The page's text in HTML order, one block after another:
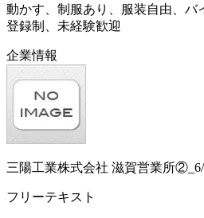
動かす、制服あり、服装自由、バ
登録制、未経験歓迎
企業情報
三陽工業株式会社 滋賀営業所
フリーテキスト